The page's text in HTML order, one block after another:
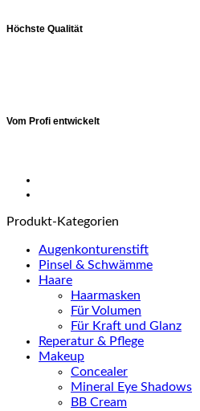
Höchste Qualität
Vom Profi entwickelt
Produkt-Kategorien
Augenkonturenstift
Pinsel & Schwämme
Haare
Haarmasken
Für Volumen
Für Kraft und Glanz
Reperatur & Pflege
Makeup
Concealer
Mineral Eye Shadows
BB Cream